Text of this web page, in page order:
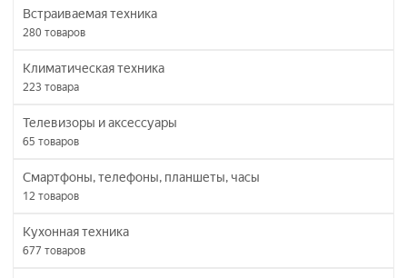
Встраиваемая техника
280 товаров
Климатическая техника
223 товара
Телевизоры и аксессуары
65 товаров
Смартфоны, телефоны, планшеты, часы
12 товаров
Кухонная техника
677 товаров